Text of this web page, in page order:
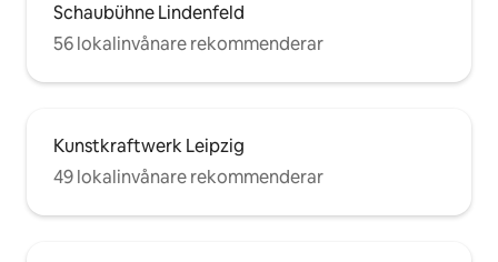
Schaubühne Lindenfeld
56 lokalinvånare rekommenderar
Kunstkraftwerk Leipzig
49 lokalinvånare rekommenderar